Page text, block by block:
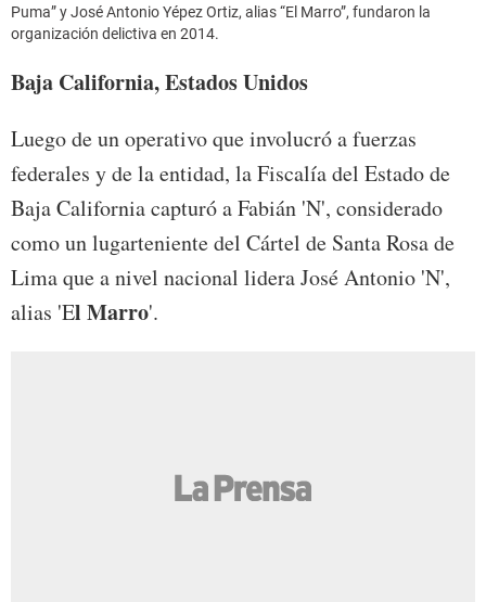
Puma” y José Antonio Yépez Ortiz, alias “El Marro”, fundaron la
organización delictiva en 2014.
Baja California, Estados Unidos
Luego de un operativo que involucró a fuerzas
federales y de la entidad, la Fiscalía del Estado de
Baja California capturó a Fabián 'N', considerado
como un lugarteniente del Cártel de Santa Rosa de
Lima que a nivel nacional lidera José Antonio 'N',
alias 'El Marro'.